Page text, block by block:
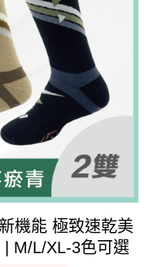
機能 極致速乾美
M/L/XL-3色可選